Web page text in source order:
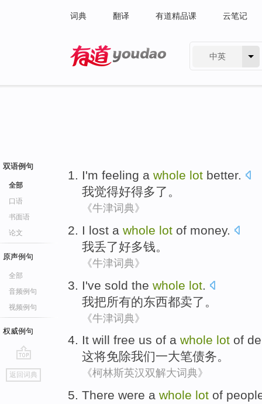
词典 翻译 有道精品课 云笔记
中英
双语例句
全部
口语
书面语
论文
原声例句
全部
音频例句
视频例句
权威例句
go
top
返回词典
I'm feeling a whole lot better.
我觉得好得多了。
《牛津词典》
I lost a whole lot of money.
我丢了好多钱。
《牛津词典》
I've sold the whole lot
我把所有的东西都卖了。
《牛津词典》
It will free us of a whole lot of
这将免除我们一大笔债务。
《柯林斯英汉双解大词典》
There were a whole lot of